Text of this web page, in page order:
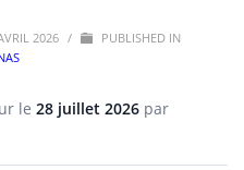
2026 /
PUBLISHED IN
le 28 juillet 2026 par